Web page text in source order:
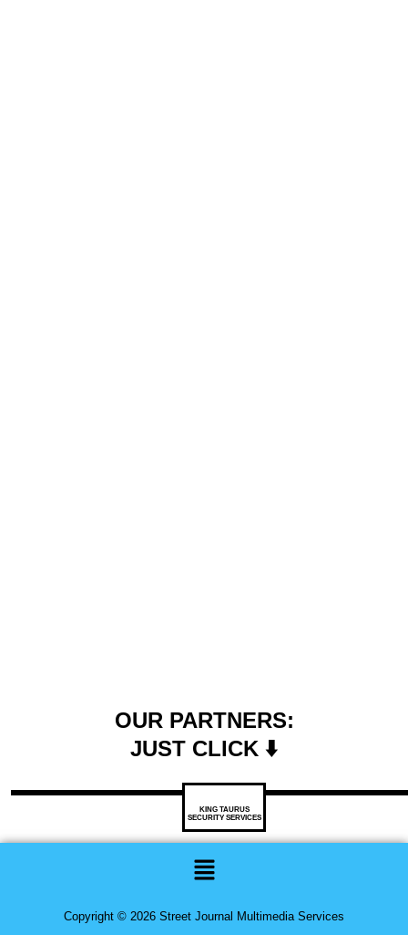
OUR PARTNERS:
JUST CLICK ⬇️
KING TAURUS
SECURITY SERVICES
Menu
Copyright © 2026 Street Journal Multimedia Services